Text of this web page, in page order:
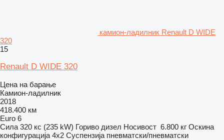
камион-ладилник Renault D WIDE
320
15
Renault D WIDE 320
Цена на барање
Камион-ладилник
2018
418.400 км
Euro 6
Сила 320 кс (235 kW) Гориво дизел Носивост 6.800 кг Оскина
конфигурација 4x2 Суспензија пневматски/пневматски